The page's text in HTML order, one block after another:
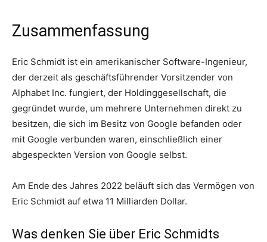
Zusammenfassung
Eric Schmidt ist ein amerikanischer Software-Ingenieur,
der derzeit als geschäftsführender Vorsitzender von
Alphabet Inc. fungiert, der Holdinggesellschaft, die
gegründet wurde, um mehrere Unternehmen direkt zu
besitzen, die sich im Besitz von Google befanden oder
mit Google verbunden waren, einschließlich einer
abgespeckten Version von Google selbst.
Am Ende des Jahres 2022 beläuft sich das Vermögen von
Eric Schmidt auf etwa 11 Milliarden Dollar.
Was denken Sie über Eric Schmidts